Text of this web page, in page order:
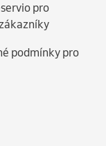
pro
podmínky pro